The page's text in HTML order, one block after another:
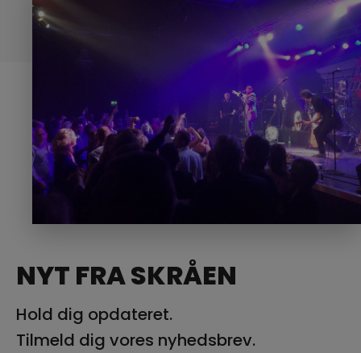
NYT FRA SKRÅEN
Hold dig opdateret.
Tilmeld dig vores nyhedsbrev.